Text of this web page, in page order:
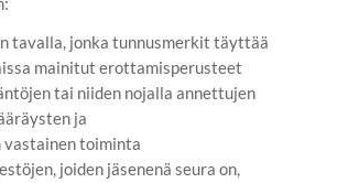
tavalla, jonka tunnusmerkit täyttää
mainitut erottamisperusteet
tai niiden nojalla annettujen
ja
vastainen toiminta
joiden jäsenenä seura on,